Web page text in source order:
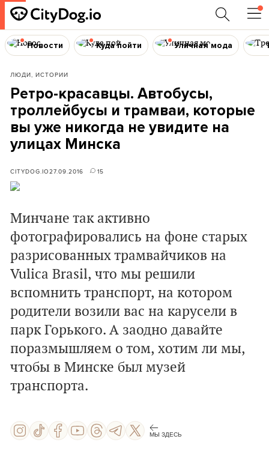
Новости Куда пойти Уличная мода
ЛЮДИ, ИСТОРИИ
Ретро-красавцы. Автобусы,
троллейбусы и трамваи, которые
вы уже никогда не увидите на
улицах Минска
CITYDOG.IO27.09.2016 15
Минчане так активно
фотографировались на фоне старых
разрисованных трамвайчиков на
Vulica Brasil, что мы решили
вспомнить транспорт, на котором
родители возили вас на карусели в
парк Горького. А заодно давайте
поразмышляем о том, хотим ли мы,
чтобы в Минске был музей
транспорта.
МЫ ЗДЕСЬ